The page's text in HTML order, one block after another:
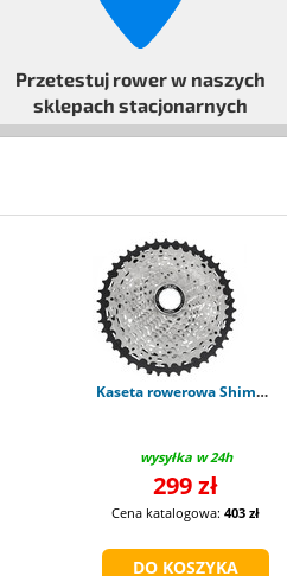
Przetestuj rowerw naszych
sklepach stacjonarnych
Kaseta rowerowa Shimano CS-M7000 11-42T 11s
wysyłka w 24h
299 zł
Cena katalogowa: 403 zł